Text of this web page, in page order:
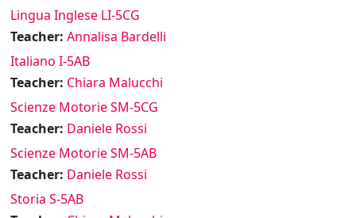
Lingua Inglese LI-5CG
Teacher: Annalisa Bardelli
Italiano I-5AB
Teacher: Chiara Malucchi
Scienze Motorie SM-5CG
Teacher: Daniele Rossi
Scienze Motorie SM-5AB
Teacher: Daniele Rossi
Storia S-5AB